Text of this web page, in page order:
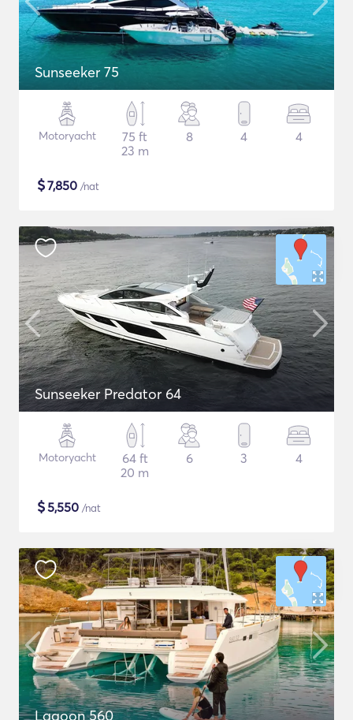
Sunseeker 75
Motoryacht
75 ft
23 m
8 4 4
$7,850 /nat
Sunseeker Predator 64
Motoryacht
64 ft
20 m
6 3 4
$5,550 /nat
Lagoon 560